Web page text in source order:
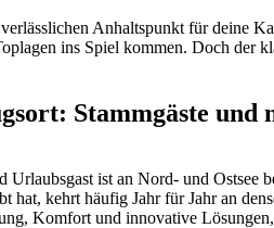
Anhaltspunkt für deine
ins Spiel kommen. Doch der
Stammgäste und
ist an Nord- und Ostsee
hat, kehrt häufig Jahr für Jahr an
Komfort und innovative